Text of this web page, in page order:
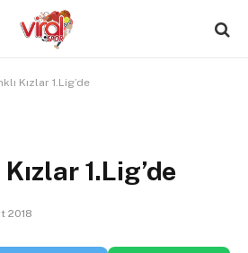
Kızlar 1.Lig’de
1.Lig’de
2018